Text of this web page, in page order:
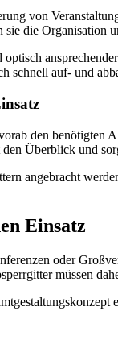
von
die Organisation
schnell auf- und
den
Überblick und
angebracht
Einsatz
oder
müssen